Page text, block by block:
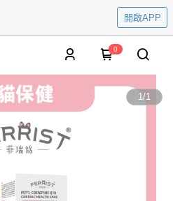
開啟APP
0
1/1